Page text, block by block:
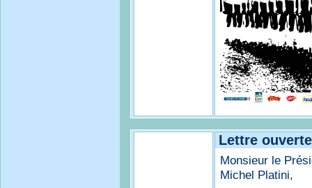
Lettre
Monsieur le
Michel Platini,